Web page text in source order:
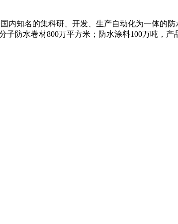
内知名的集科研、开发、生产自动化为一体的
防水卷材800万平方米；防水涂料100万吨，产